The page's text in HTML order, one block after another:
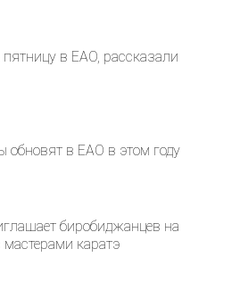
пятницу в ЕАО, рассказали
обновят в ЕАО в этом году
биробиджанцев на
каратэ